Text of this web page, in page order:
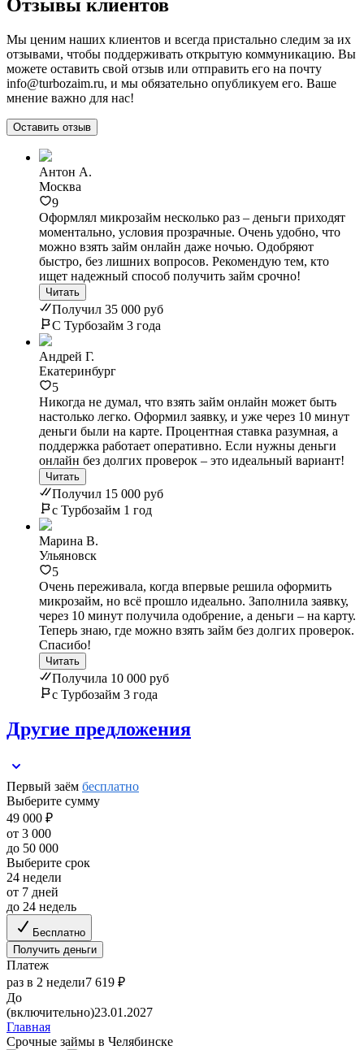
Отзывы клиентов
Мы ценим наших клиентов и всегда пристально следим за их
отзывами, чтобы поддерживать открытую коммуникацию. Вы
можете оставить свой отзыв или отправить его на почту
info@turbozaim.ru, и мы обязательно опубликуем его. Ваше
мнение важно для нас!
Оставить отзыв
Антон А.
Москва
9
Оформлял микрозайм несколько раз – деньги приходят
моментально, условия прозрачные. Очень удобно, что
можно взять займ онлайн даже ночью. Одобряют
быстро, без лишних вопросов. Рекомендую тем, кто
ищет надежный способ получить займ срочно!
Читать
Получил 35 000 руб
С Турбозайм 3 года
Андрей Г.
Екатеринбург
5
Никогда не думал, что взять займ онлайн может быть
настолько легко. Оформил заявку, и уже через 10 минут
деньги были на карте. Процентная ставка разумная, а
поддержка работает оперативно. Если нужны деньги
онлайн без долгих проверок – это идеальный вариант!
Читать
Получил 15 000 руб
с Турбозайм 1 год
Марина В.
Ульяновск
5
Очень переживала, когда впервые решила оформить
микрозайм, но всё прошло идеально. Заполнила заявку,
через 10 минут получила одобрение, а деньги – на карту.
Теперь знаю, где можно взять займ без долгих проверок.
Спасибо!
Читать
Получила 10 000 руб
с Турбозайм 3 года
Другие предложения
Первый заём бесплатно
Выберите сумму
49 000 ₽
от 3 000
до 50 000
Выберите срок
24 недели
от 7 дней
до 24 недель
Бесплатно
Получить деньги
Платеж
раз в 2 недели7 619 ₽
До
(включительно)23.01.2027
Главная
Срочные займы в Челябинске